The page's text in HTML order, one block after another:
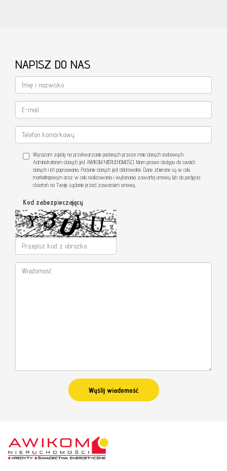
NAPISZ DO NAS
Wyrażam zgodę na przetwarzanie podanych przeze mnie danych osobowych.
Administratorem danych jest AWIKOM NIERUCHOMOŚCI. Mam prawo dostępu do swoich
danych i ich poprawiania. Podanie danych jest dobrowolne. Dane zbierane są w celu
marketingowym oraz w celu realizowania i wykonania zawartej umowy lub do podjęcia
działań na Twoje żądanie przed zawarciem umowy.
Kod zabezpieczający